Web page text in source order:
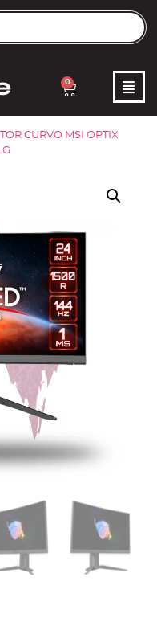
0
CURVO MSI OPTIX